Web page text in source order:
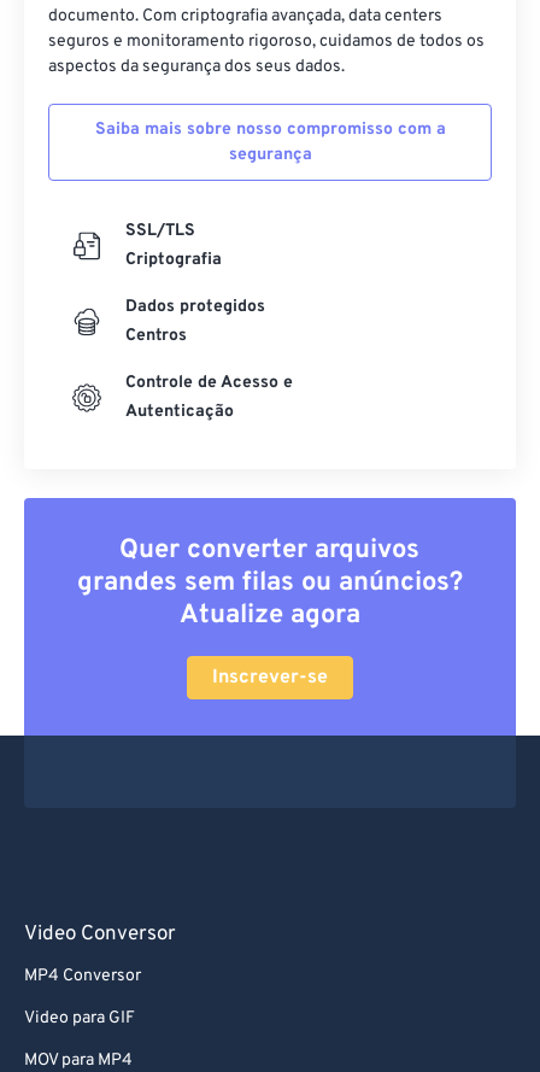
documento. Com criptografia avançada, data centers
seguros e monitoramento rigoroso, cuidamos de todos os
aspectos da segurança dos seus dados.
Saiba mais sobre nosso compromisso com a
segurança
SSL/TLS
Criptografia
Dados protegidos
Centros
Controle de Acesso e
Autenticação
Quer converter arquivos
grandes sem filas ou anúncios?
Atualize agora
Inscrever-se
Video Conversor
MP4 Conversor
Video para GIF
MOV para MP4